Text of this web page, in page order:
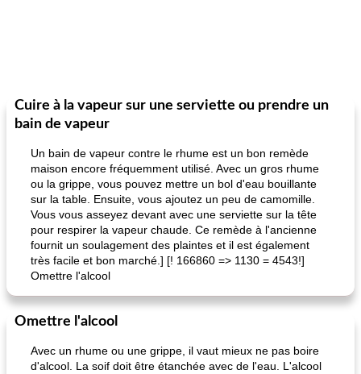
Cuire à la vapeur sur une serviette ou prendre un
bain de vapeur
Un bain de vapeur contre le rhume est un bon remède
maison encore fréquemment utilisé. Avec un gros rhume
ou la grippe, vous pouvez mettre un bol d'eau bouillante
sur la table. Ensuite, vous ajoutez un peu de camomille.
Vous vous asseyez devant avec une serviette sur la tête
pour respirer la vapeur chaude. Ce remède à l'ancienne
fournit un soulagement des plaintes et il est également
très facile et bon marché.] [! 166860 => 1130 = 4543!]
Omettre l'alcool
Omettre l'alcool
Avec un rhume ou une grippe, il vaut mieux ne pas boire
d'alcool. La soif doit être étanchée avec de l'eau. L'alcool